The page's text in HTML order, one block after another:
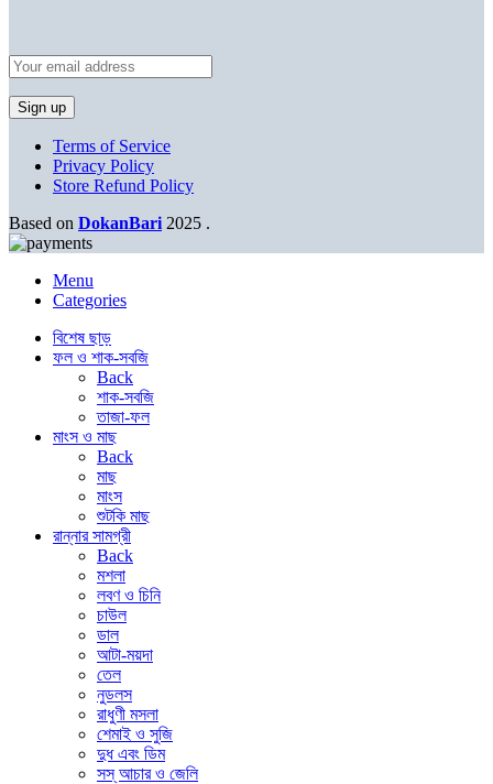
Terms of Service
Privacy Policy
Store Refund Policy
Based on DokanBari 2025 .
Menu
Categories
বিশেষ ছাড়
ফল ও শাক-সবজি
Back
শাক-সবজি
তাজা-ফল
মাংস ও মাছ
Back
মাছ
মাংস
শুটকি মাছ
রান্নার সামগ্রী
Back
মশলা
লবণ ও চিনি
চাউল
ডাল
আটা-ময়দা
তেল
নুডলস
রাধুণী মসলা
শেমাই ও সুজি
দুধ এবং ডিম
সস্ আচার ও জেলি